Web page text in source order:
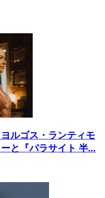
ルゴス・ランティモ
と『パラサイト 半...